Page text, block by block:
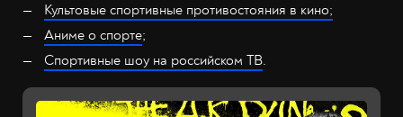
Культовые спортивные противостояния в кино;
Аниме о спорте;
Спортивные шоу на российском ТВ.